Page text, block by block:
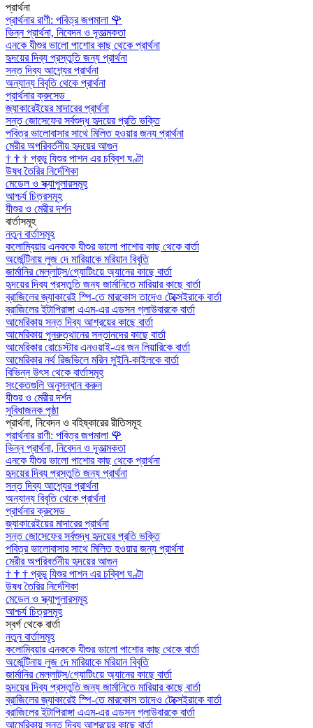
প্রার্থনা
প্রার্থনার রাণী: পবিত্র জপমালা 🌹
ভিন্ন প্রার্থনা, নিবেদন ও দূতাত্মকতা
এনকে যীশুর ভালো পাশোর কাছ থেকে প্রার্থনা
হৃদয়ের দিব্য প্রস্তুতি জন্য প্রার্থনা
সন্ত দিব্য আশ্র্যের প্রার্থনা
অন্যান্য বিবৃতি থেকে প্রার্থনা
প্রার্থনার ক্রুসেড
জ্যাকারেইয়ের মাদারের প্রার্থনা
সন্ত জোসেফের সর্বশুদ্ধ হৃদয়ের প্রতি ভক্তি
পবিত্র ভালোবাসার সাথে মিলিত হওয়ার জন্য প্রার্থনা
মেরীর অপরিবর্তনীয় হৃদয়ের আগুন
† † † প্রভু যিশুর পাশন এর চব্বিশ ঘণ্টা
উষধ তৈরির নির্দেশিকা
মেডেল ও স্ক্যাপুলারসমূহ
আশ্চর্য চিত্রসমূহ
যীশুর ও মেরীর দর্শন
বার্তাসমূহ
নতুন বার্তাসমূহ
কলোম্বিয়ার এনককে যীশুর ভালো পাশোর কাছ থেকে বার্তা
অর্জেন্টিনায় লুজ দে মারিয়াকে মরিয়ান বিবৃতি
জার্মানির মেল্লাট্‌স/গ্যোটিংয়ে অ্যানের কাছে বার্তা
হৃদয়ের দিব্য প্রস্তুতি জন্য জার্মানিতে মারিয়ার কাছে বার্তা
ব্রাজিলের জ্যাকারেই স্পি-তে মারকোস তাদেও টেক্সেইরাকে বার্তা
ব্রাজিলের ইটাপিরাঙ্গা এএম-এর এডসন গ্লাউবারকে বার্তা
আমেরিকায় সন্ত দিব্য আশ্রয়ের কাছে বার্তা
আমেরিকায় পুনরুত্থানের সন্তানদের কাছে বার্তা
আমেরিকার রোচেস্টার এনওয়াই-এর জন লিয়ারিকে বার্তা
আমেরিকার নর্থ রিজভিলে মরিন সুইনি-কাইলকে বার্তা
বিভিন্ন উৎস থেকে বার্তাসমূহ
সংকেতগুলি অনুসন্ধান করুন
যীশুর ও মেরীর দর্শন
সুবিধাজনক পৃষ্ঠা
প্রার্থনা, নিবেদন ও বহিষ্কারের রীতিসমূহ
প্রার্থনার রাণী: পবিত্র জপমালা 🌹
ভিন্ন প্রার্থনা, নিবেদন ও দূতাত্মকতা
এনকে যীশুর ভালো পাশোর কাছ থেকে প্রার্থনা
হৃদয়ের দিব্য প্রস্তুতি জন্য প্রার্থনা
সন্ত দিব্য আশ্র্যের প্রার্থনা
অন্যান্য বিবৃতি থেকে প্রার্থনা
প্রার্থনার ক্রুসেড
জ্যাকারেইয়ের মাদারের প্রার্থনা
সন্ত জোসেফের সর্বশুদ্ধ হৃদয়ের প্রতি ভক্তি
পবিত্র ভালোবাসার সাথে মিলিত হওয়ার জন্য প্রার্থনা
মেরীর অপরিবর্তনীয় হৃদয়ের আগুন
† † † প্রভু যিশুর পাশন এর চব্বিশ ঘণ্টা
উষধ তৈরির নির্দেশিকা
মেডেল ও স্ক্যাপুলারসমূহ
আশ্চর্য চিত্রসমূহ
স্বর্গ থেকে বার্তা
নতুন বার্তাসমূহ
কলোম্বিয়ার এনককে যীশুর ভালো পাশোর কাছ থেকে বার্তা
অর্জেন্টিনায় লুজ দে মারিয়াকে মরিয়ান বিবৃতি
জার্মানির মেল্লাট্‌স/গ্যোটিংয়ে অ্যানের কাছে বার্তা
হৃদয়ের দিব্য প্রস্তুতি জন্য জার্মানিতে মারিয়ার কাছে বার্তা
ব্রাজিলের জ্যাকারেই স্পি-তে মারকোস তাদেও টেক্সেইরাকে বার্তা
ব্রাজিলের ইটাপিরাঙ্গা এএম-এর এডসন গ্লাউবারকে বার্তা
আমেরিকায় সন্ত দিব্য আশ্রয়ের কাছে বার্তা